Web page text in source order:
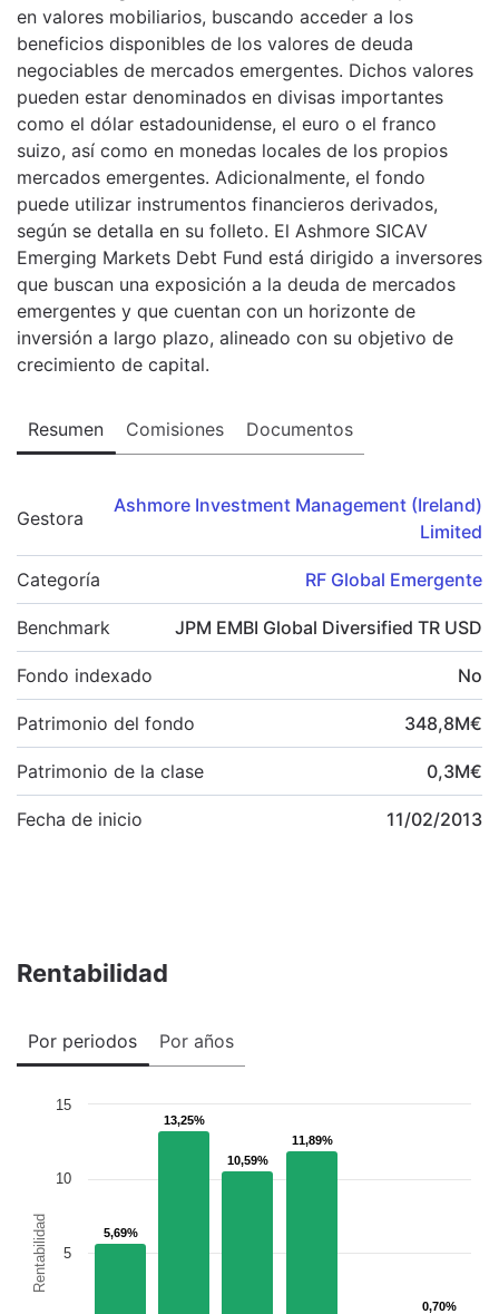
en valores mobiliarios, buscando acceder a los
beneficios disponibles de los valores de deuda
negociables de mercados emergentes. Dichos valores
pueden estar denominados en divisas importantes
como el dólar estadounidense, el euro o el franco
suizo, así como en monedas locales de los propios
mercados emergentes. Adicionalmente, el fondo
puede utilizar instrumentos financieros derivados,
según se detalla en su folleto. El Ashmore SICAV
Emerging Markets Debt Fund está dirigido a inversores
que buscan una exposición a la deuda de mercados
emergentes y que cuentan con un horizonte de
inversión a largo plazo, alineado con su objetivo de
crecimiento de capital.
Resumen Comisiones Documentos
Gestora
Ashmore Investment Management (Ireland)
Limited
Categoría RF Global Emergente
Benchmark JPM EMBI Global Diversified TR USD
Fondo indexado No
Patrimonio del fondo 348,8M€
Patrimonio de la clase 0,3M€
Fecha de inicio 11/02/2013
Rentabilidad
Por periodos Por años
Rentabilidad 5,69%
5,69%
13,25%
13,25%
10,59%
10,59%
11,89%
11,89%
0,70%
0,70%
10
5
15